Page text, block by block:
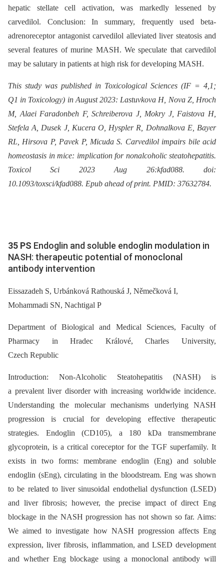
hepatic stellate cell activation, was markedly lessened by
carvedilol. Conclusion: In summary, frequently used beta-
adrenoreceptor antagonist carvedilol alleviated liver steatosis and
several features of murine MASH. We speculate that carvedilol
may be salutary in patients at high risk for developing MASH.
This study was published in Toxicological Sciences (IF = 4,1;
Q1 in Toxicology) in August 2023: Lastuvkova H, Nova Z, Hroch
M, Alaei Faradonbeh F, Schreiberova J, Mokry J, Faistova H,
Stefela A, Dusek J, Kucera O, Hyspler R, Dohnalkova E, Bayer
RL, Hirsova P, Pavek P, Micuda S. Carvedilol impairs bile acid
homeostasis in mice: implication for nonalcoholic steatohepatitis.
Toxicol Sci 2023 Aug 26:kfad088. doi:
10.1093/toxsci/kfad088. Epub ahead of print. PMID: 37632784.
35 PS Endoglin and soluble endoglin modulation in
NASH: therapeutic potential of monoclonal
antibody intervention
Eissazadeh S, Urbánková Rathouská J, Němečková I,
Mohammadi SN, Nachtigal P
Department of Biological and Medical Sciences, Faculty of
Pharmacy in Hradec Králové, Charles University,
Czech Republic
Introduction: Non-Alcoholic Steatohepatitis (NASH) is
a prevalent liver disorder with increasing worldwide incidence.
Understanding the molecular mechanisms underlying NASH
progression is crucial for developing effective therapeutic
strategies. Endoglin (CD105), a 180 kDa transmembrane
glycoprotein, is a critical coreceptor for the TGF superfamily. It
exists in two forms: membrane endoglin (Eng) and soluble
endoglin (sEng), circulating in the bloodstream. Eng was shown
to be related to liver sinusoidal endothelial dysfunction (LSED)
and liver fibrosis; however, the precise impact of direct Eng
blockage in the NASH progression has not shown so far. Aims:
We aimed to investigate how NASH progression affects Eng
expression, liver fibrosis, inflammation, and LSED development
and whether Eng blockage using a monoclonal antibody will